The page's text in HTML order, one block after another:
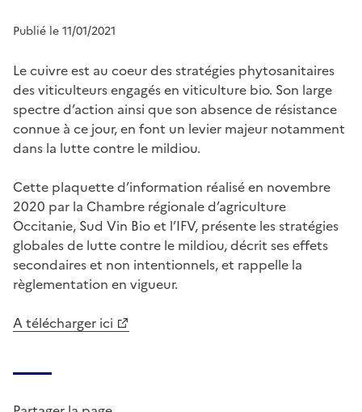
Publié le 11/01/2021
Le cuivre est au coeur des stratégies phytosanitaires
des viticulteurs engagés en viticulture bio. Son large
spectre d’action ainsi que son absence de résistance
connue à ce jour, en font un levier majeur notamment
dans la lutte contre le mildiou.
Cette plaquette d’information réalisé en novembre
2020 par la Chambre régionale d’agriculture
Occitanie, Sud Vin Bio et l’IFV, présente les stratégies
globales de lutte contre le mildiou, décrit ses effets
secondaires et non intentionnels, et rappelle la
règlementation en vigueur.
A télécharger ici